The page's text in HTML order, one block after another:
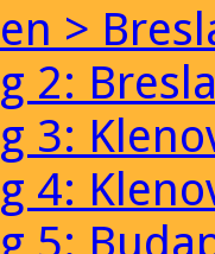
>
2:
3:
4:
5: